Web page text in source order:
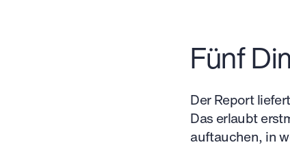
Fünf
Der Report
Das erlaubt
auftauchen, in